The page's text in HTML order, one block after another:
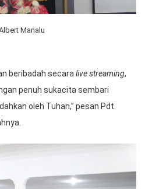
Manalu
beribadah secara live streaming,
penuh sukacita sembari
oleh Tuhan,” pesan Pdt.